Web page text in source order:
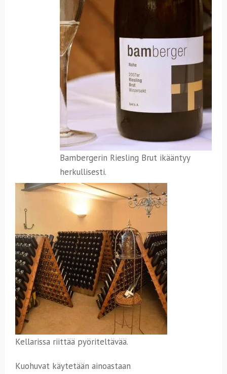
Bambergerin Riesling Brut ikääntyy
herkullisesti.
Kellarissa riittää pyöriteltävää.
Kuohuvat käytetään ainoastaan